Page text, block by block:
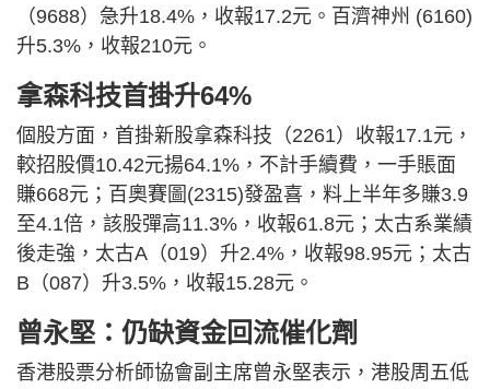
（9688）急升18.4%，收報17.2元。百濟神州 (6160)
升5.3%，收報210元。
拿森科技首掛升64%
個股方面，首掛新股拿森科技（2261）收報17.1元，
較招股價10.42元揚64.1%，不計手續費，一手賬面
賺668元；百奧賽圖(2315)發盈喜，料上半年多賺3.9
至4.1倍，該股彈高11.3%，收報61.8元；太古系業績
後走強，太古A（019）升2.4%，收報98.95元；太古
B（087）升3.5%，收報15.28元。
曾永堅：仍缺資金回流催化劑
香港股票分析師協會副主席曾永堅表示，港股周五低